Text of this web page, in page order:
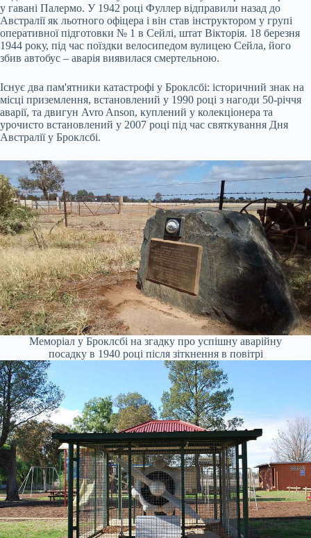
у гавані Палермо. У 1942 році Фуллер відправили назад до
Австралії як льотного офіцера і він став інструктором у групі
оперативної підготовки № 1 в Сейлі, штат Вікторія. 18 березня
1944 року, під час поїздки велосипедом вулицею Сейла, його
збив автобус – аварія виявилася смертельною.
Існує два пам'ятники катастрофі у Броклсбі: історичний знак на
місці приземлення, встановлений у 1990 році з нагоди 50-річчя
аварії, та двигун Avro Anson, куплений у колекціонера та
урочисто встановлений у 2007 році під час святкування Дня
Австралії у Броклсбі.
Меморіал у Броклсбі на згадку про успішну аварійну
посадку в 1940 році після зіткнення в повітрі